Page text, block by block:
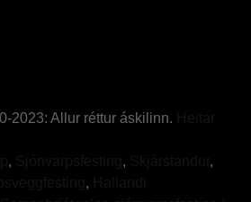
2023: Allur réttur áskilinn.
, ,
,
,